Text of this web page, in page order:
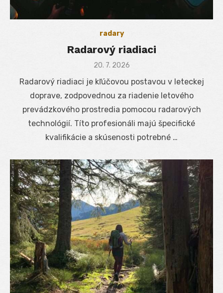
radary
Radarový riadiaci
Posted
20. 7. 2026
Radarový riadiaci je kľúčovou postavou v leteckej
doprave, zodpovednou za riadenie letového
prevádzkového prostredia pomocou radarových
technológií. Títo profesionáli majú špecifické
kvalifikácie a skúsenosti potrebné …